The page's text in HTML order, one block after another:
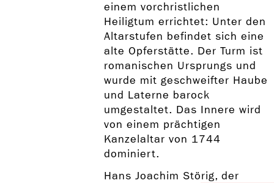
einem vorchristlichen
Heiligtum errichtet: Unter den
Altarstufen befindet sich eine
alte Opferstätte. Der Turm ist
romanischen Ursprungs und
wurde mit geschweifter Haube
und Laterne barock
umgestaltet. Das Innere wird
von einem prächtigen
Kanzelaltar von 1744
dominiert.
Hans Joachim Störig, der